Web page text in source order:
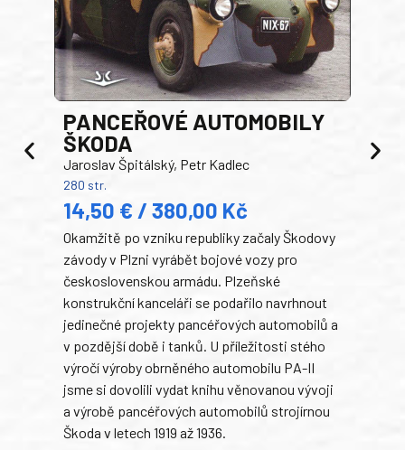
PANCEŘOVÉ AUTOMOBILY
ŠKODA
Jaroslav Špitálský, Petr Kadlec
280 str.
14,50 € / 380,00 Kč
Okamžitě po vzniku republiky začaly Škodovy
závody v Plzni vyrábět bojové vozy pro
československou armádu. Plzeňské
konstrukční kanceláři se podařilo navrhnout
jedinečné projekty pancéřových automobilů a
v pozdější době i tanků. U příležitosti stého
výročí výroby obrněného automobilu PA-II
jsme si dovolili vydat knihu věnovanou vývoji
a výrobě pancéřových automobilů strojírnou
Škoda v letech 1919 až 1936.